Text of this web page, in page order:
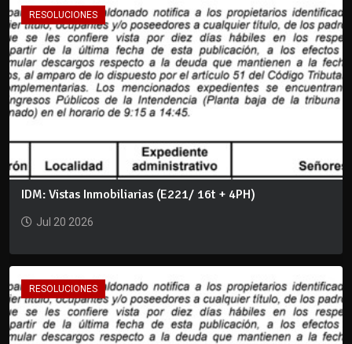
RESOLUCIONES
IDM: Vistas Inmobiliarias (E221/ 16t + 4PH)
Jul 20 2026
RESOLUCIONES